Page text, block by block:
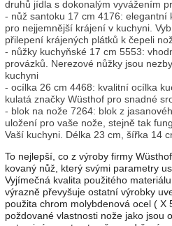
druhů jídla s dokonalým vyvážením
- nůž santoku 17 cm 4176: elegantní
pro nejjemnější krájení v kuchyni.
přilepení krájených plátků k čepeli
- nůžky kuchyňské 17 cm 5553:
provázků. Nerezové nůžky jsou
kuchyni
- ocílka 26 cm 4468: kvalitní ocílka
kulatá značky Wüsthof pro snadné
- blok na nože 7264: blok z
uložení pro vaše nože, stejně tak
Vaší kuchyni. Délka 23 cm, šířka 14
To nejlepší, co z výroby firmy
kovaný nůž, který svými parametry
Vyjímečná kvalita použitého
výrazně převyšuje ostatní výrobky
použita chrom molybdenová ocel ( X
poždované vlastnosti nože jako jsou